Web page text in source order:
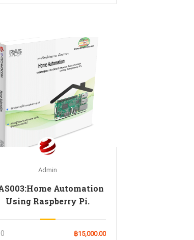
Admin
Automation
Using Raspberry Pi.
0 ฿15,000.00